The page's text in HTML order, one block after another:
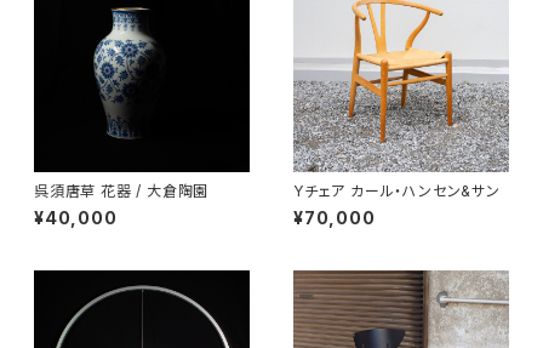
呉須唐草 花器 / 大倉陶園
¥40,000
Yチェア カール・ハンセン&サン
¥70,000